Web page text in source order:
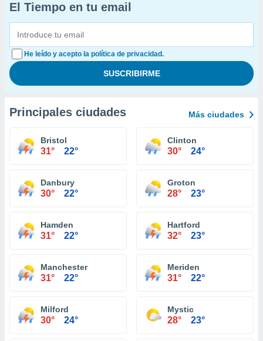
El Tiempo en tu email
He leído y acepto la política de privacidad.
Principales ciudades Más ciudades
Bristol
31° 22°
Clinton
30° 24°
Danbury
30° 22°
Groton
28° 23°
Hamden
31° 22°
Hartford
32° 23°
Manchester
31° 22°
Meriden
31° 22°
Milford
30° 24°
Mystic
28° 23°